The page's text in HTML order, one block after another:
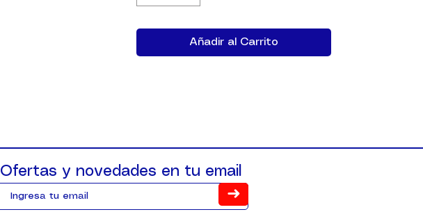
Añadir al Carrito
Ofertas y novedades en tu email
➜